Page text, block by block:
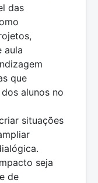
das
aula
que
alunos no
situações
seja
de